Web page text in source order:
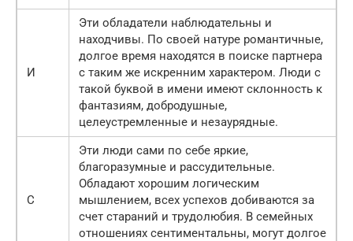
И
Эти обладатели наблюдательны и
находчивы. По своей натуре романтичные,
долгое время находятся в поиске партнера
с таким же искренним характером. Люди с
такой буквой в имени имеют склонность к
фантазиям, добродушные,
целеустремленные и незаурядные.
С
Эти люди сами по себе яркие,
благоразумные и рассудительные.
Обладают хорошим логическим
мышлением, всех успехов добиваются за
счет стараний и трудолюбия. В семейных
отношениях сентиментальны, могут долгое